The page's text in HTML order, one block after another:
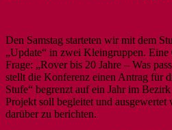
Den Samstag starteten wir mit dem
„Update“ in zwei Kleingruppen. Eine
Frage: „Rover bis 20 Jahre – Was
stellt die Konferenz einen Antrag für
Stufe“ begrenzt auf ein Jahr im
Projekt soll begleitet und
darüber zu berichten.